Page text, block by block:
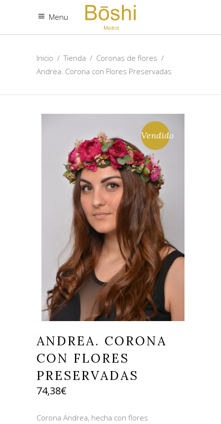
Menu
Inicio /Tienda / Coronas de flores /
Andrea. Corona con Flores Preservadas
Vendido
ANDREA. CORONA
CON FLORES
PRESERVADAS
74,38€
Corona Andrea, hecha con flores